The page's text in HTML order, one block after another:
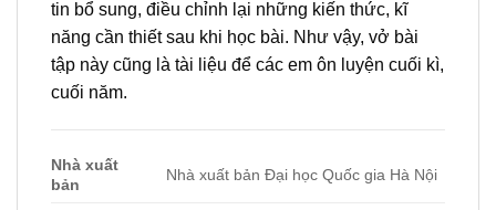
tin bổ sung, điều chỉnh lại những kiến thức, kĩ
năng cần thiết sau khi học bài. Như vậy, vở bài
tập này cũng là tài liệu để các em ôn luyện cuối kì,
cuối năm.
Nhà xuất
bản
Nhà xuất bản Đại học Quốc gia Hà Nội